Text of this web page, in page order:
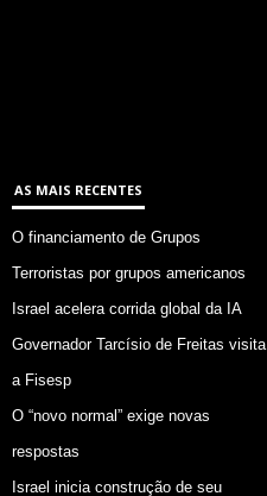
AS MAIS RECENTES
O financiamento de Grupos
Terroristas por grupos americanos
Israel acelera corrida global da IA
Governador Tarcísio de Freitas visita
a Fisesp
O “novo normal” exige novas
respostas
Israel inicia construção de seu